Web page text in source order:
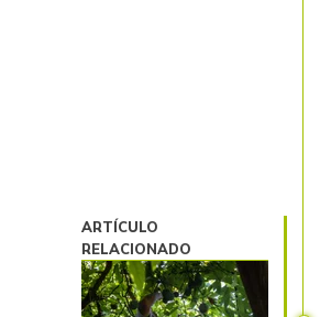
ARTÍCULO
RELACIONADO